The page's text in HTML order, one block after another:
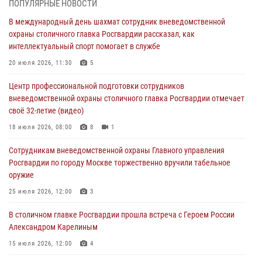
управления Росгвардии по городу Москве заняли первое место в
чемпионате столичного главка ведомства по самбо и боевому
самбо (ВИДЕО)
04 августа 2026, 14:00
В Москве росгвардейцы задержали подозреваемого в нападении
на охранника торгового центра (видео)
04 августа 2026, 08:00
находящегося в федеральном розыске (видео)
03 августа 2026, 12:00
Московские росгвардейцы пришли на помощь семье, у которой
ПОПУЛЯРНЫЕ НОВОСТИ
В международный день шахмат сотрудник вневедомственной
охраны столичного главка Росгвардии рассказал, как
интеллектуальный спорт помогает в службе
20 июля 2026, 11:30 5
Центр профессиональной подготовки сотрудников
вневедомственной охраны столичного главка Росгвардии отмечает
своё 32-летие (видео)
18 июля 2026, 08:00 8 1
Сотрудникам вневедомственной охраны Главного управления
Росгвардии по городу Москве торжественно вручили табельное
оружие
25 июля 2026, 12:00 3
В столичном главке Росгвардии прошла встреча с Героем России
Александром Карелиным
15 июля 2026, 12:00 4